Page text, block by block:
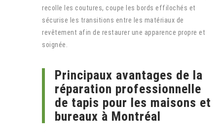
recolle les coutures, coupe les bords effilochés et
sécurise les transitions entre les matériaux de
revêtement afin de restaurer une apparence propre et
soignée.
Principaux avantages de la
réparation professionnelle
de tapis pour les maisons et
bureaux à Montréal